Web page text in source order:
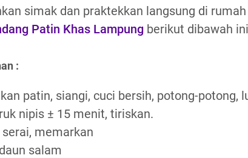
simak dan praktekkan langsung di
Patin Khas Lampung berikut dibawah
:
patin, siangi, cuci bersih, potong-potong,
nipis ± 15 menit, tiriskan.
memarkan
salam